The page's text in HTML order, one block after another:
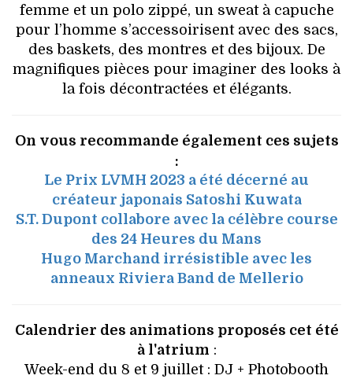
femme et un polo zippé, un sweat à capuche
pour l’homme s’accessoirisent avec des sacs,
des baskets, des montres et des bijoux. De
magnifiques pièces pour imaginer des looks à
la fois décontractées et élégants.
On vous recommande également ces sujets
:
Le Prix LVMH 2023 a été décerné au
créateur japonais Satoshi Kuwata
S.T. Dupont collabore avec la célèbre course
des 24 Heures du Mans
Hugo Marchand irrésistible avec les
anneaux Riviera Band de Mellerio
Calendrier des animations proposés cet été
à l'atrium :
Week-end du 8 et 9 juillet : DJ + Photobooth